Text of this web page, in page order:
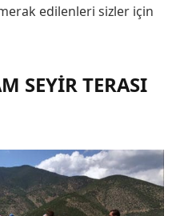
edilenleri sizler için
SEYIR TERASI